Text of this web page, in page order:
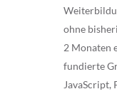
ohne
2 Monaten
fundierte
JavaScript,